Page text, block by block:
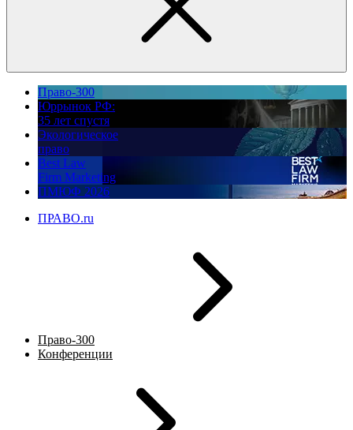
Право-300
Юррынок РФ:
35 лет спустя
Экологическое
право
Best Law
Firm Marketing
ПМЮФ 2026
ПРАВО.ru
Право-300
Конференции